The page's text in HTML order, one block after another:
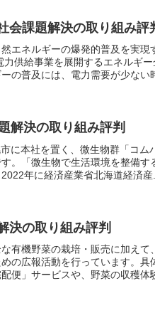
会課題解決の取り組み評
エネルギーの爆発的普及を実現
供給事業を展開するエネルギ
の普及には、電力需要が少ない
解決の取り組み評判
に本社を置く、微生物群「コム
。「微生物で生活環境を整備す
年に経済産業省北海道経済産
決の取り組み評判
有機野菜の栽培・販売に加えて
の広報活動を行っています。
便」サービスや、野菜の収穫体